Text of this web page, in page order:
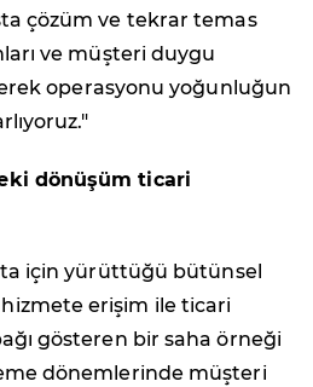
çözüm ve tekrar temas
ve müşteri duygu
operasyonu yoğunluğun
dönüşüm ticari
için yürüttüğü bütünsel
erişim ile ticari
gösteren bir saha örneği
dönemlerinde müşteri